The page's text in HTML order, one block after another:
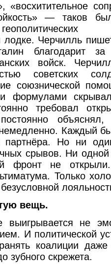
— таков
лодке. Черчилль
благодарит за
войск.
советских
союзнической
формулами
требовал
Каждый
партнёра. Но ни
срывов. Ни одной
фронт не
Только
вещь.
выигрывается не
И политической
коалиции даже
зубного скрежета.